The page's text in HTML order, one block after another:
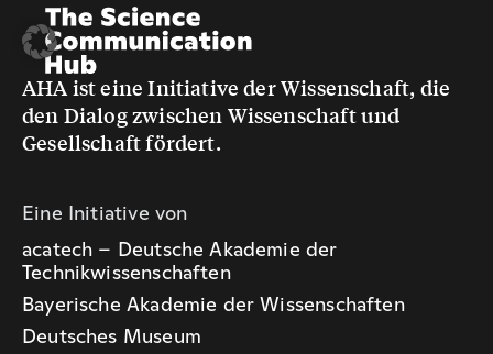
AHA ist eine Initiative der Wissenschaft, die
den Dialog zwischen Wissenschaft und
Gesellschaft fördert.
Eine Initiative von
acatech – Deutsche Akademie der
Technikwissenschaften
Bayerische Akademie der Wissenschaften
Deutsches Museum